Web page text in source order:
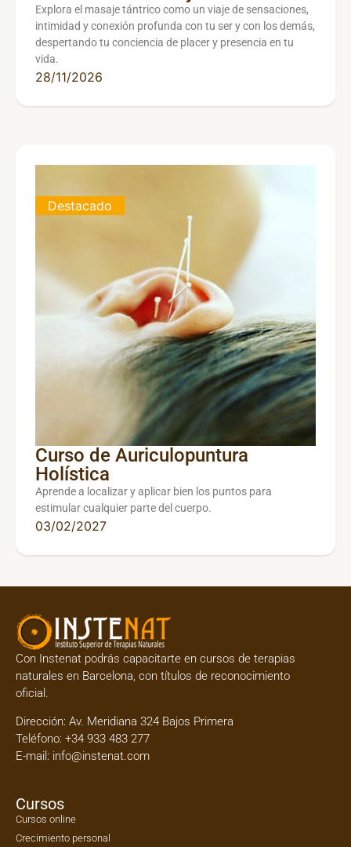
Explora el masaje tántrico como un viaje de sensaciones,
intimidad y conexión profunda con tu ser y con los demás,
despertando tu conciencia de placer y presencia en tu
vida.
28/11/2026
Destacado
Curso de Auriculopuntura
Holística
Aprende a localizar y aplicar bien los puntos para
estimular cualquier parte del cuerpo.
03/02/2027
Con Instenat podrás capacitarte en cursos de terapias
naturales en Barcelona, con títulos de reconocimiento
oficial.
Dirección: Av. Meridiana 324 Bajos Primera
Teléfono: +34 933 483 277
E-mail: info@instenat.com
Cursos
Cursos online
Crecimiento personal